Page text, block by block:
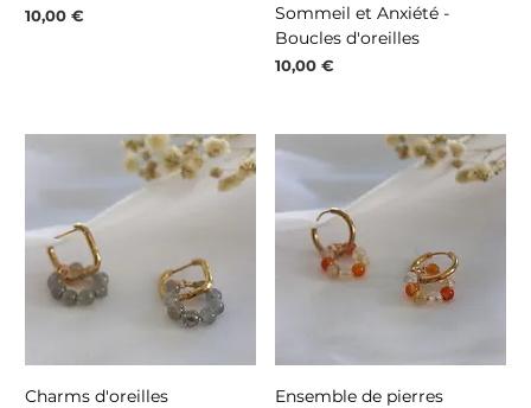
Prix
10,00 €
Sommeil et Anxiété -
Boucles d'oreilles
Prix
10,00 €
Charms d'oreilles
Ensemble de pierres